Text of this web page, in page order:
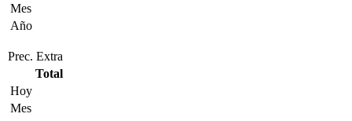
Mes
Año
Prec. Extra
Total
Hoy
Mes